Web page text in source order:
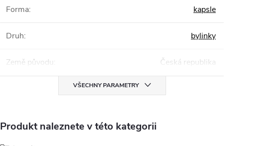
Forma: kapsle
Druh: bylinky
Země původu : Česká republika
VŠECHNY PARAMETRY
Produkt naleznete v této kategorii